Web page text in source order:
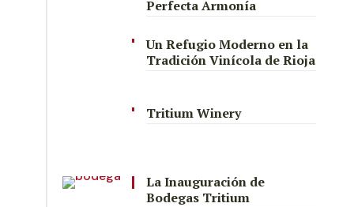
Perfecta Armonía
Un Refugio Moderno en la
Tradición Vinícola de Rioja
Tritium Winery
La Inauguración de
Bodegas Tritium